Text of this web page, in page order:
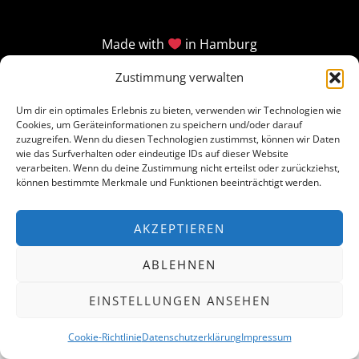
Zustimmung verwalten
Um dir ein optimales Erlebnis zu bieten, verwenden wir Technologien wie
Cookies, um Geräteinformationen zu speichern und/oder darauf
zuzugreifen. Wenn du diesen Technologien zustimmst, können wir Daten
wie das Surfverhalten oder eindeutige IDs auf dieser Website
verarbeiten. Wenn du deine Zustimmung nicht erteilst oder zurückziehst,
können bestimmte Merkmale und Funktionen beeinträchtigt werden.
AKZEPTIEREN
ABLEHNEN
EINSTELLUNGEN ANSEHEN
Cookie-RichtlinieDatenschutzerklärungImpressum
Made with in Hamburg